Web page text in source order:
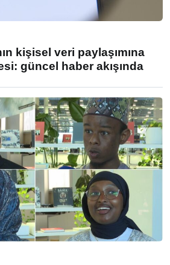
kişisel veri paylaşımına
güncel haber akışında